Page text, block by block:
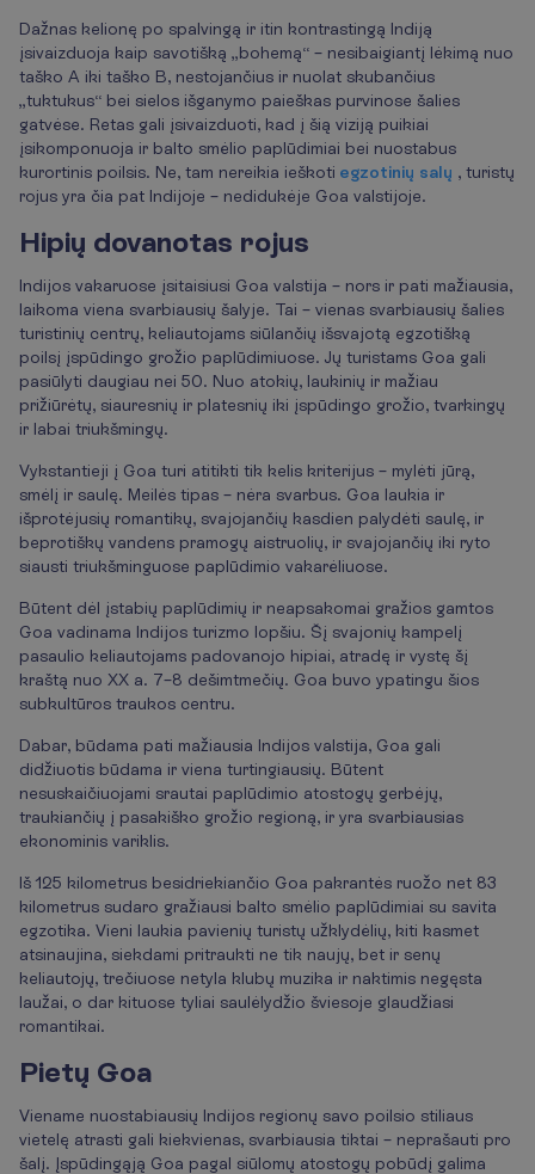
Dažnas kelionę po spalvingą ir itin kontrastingą Indiją
įsivaizduoja kaip savotišką „bohemą“ – nesibaigiantį lėkimą nuo
taško A iki taško B, nestojančius ir nuolat skubančius
„tuktukus“ bei sielos išganymo paieškas purvinose šalies
gatvėse. Retas gali įsivaizduoti, kad į šią viziją puikiai
įsikomponuoja ir balto smėlio paplūdimiai bei nuostabus
kurortinis poilsis. Ne, tam nereikia ieškoti egzotinių salų , turistų
rojus yra čia pat Indijoje – nedidukėje Goa valstijoje.
Hipių dovanotas rojus
Indijos vakaruose įsitaisiusi Goa valstija – nors ir pati mažiausia,
laikoma viena svarbiausių šalyje. Tai – vienas svarbiausių šalies
turistinių centrų, keliautojams siūlančių išsvajotą egzotišką
poilsį įspūdingo grožio paplūdimiuose. Jų turistams Goa gali
pasiūlyti daugiau nei 50. Nuo atokių, laukinių ir mažiau
prižiūrėtų, siauresnių ir platesnių iki įspūdingo grožio, tvarkingų
ir labai triukšmingų.
Vykstantieji į Goa turi atitikti tik kelis kriterijus – mylėti jūrą,
smėlį ir saulę. Meilės tipas – nėra svarbus. Goa laukia ir
išprotėjusių romantikų, svajojančių kasdien palydėti saulę, ir
beprotiškų vandens pramogų aistruolių, ir svajojančių iki ryto
siausti triukšminguose paplūdimio vakarėliuose.
Būtent dėl įstabių paplūdimių ir neapsakomai gražios gamtos
Goa vadinama Indijos turizmo lopšiu. Šį svajonių kampelį
pasaulio keliautojams padovanojo hipiai, atradę ir vystę šį
kraštą nuo XX a. 7–8 dešimtmečių. Goa buvo ypatingu šios
subkultūros traukos centru.
Dabar, būdama pati mažiausia Indijos valstija, Goa gali
didžiuotis būdama ir viena turtingiausių. Būtent
nesuskaičiuojami srautai paplūdimio atostogų gerbėjų,
traukiančių į pasakiško grožio regioną, ir yra svarbiausias
ekonominis variklis.
Iš 125 kilometrus besidriekiančio Goa pakrantės ruožo net 83
kilometrus sudaro gražiausi balto smėlio paplūdimiai su savita
egzotika. Vieni laukia pavienių turistų užklydėlių, kiti kasmet
atsinaujina, siekdami pritraukti ne tik naujų, bet ir senų
keliautojų, trečiuose netyla klubų muzika ir naktimis negęsta
laužai, o dar kituose tyliai saulėlydžio šviesoje glaudžiasi
romantikai.
Pietų Goa
Viename nuostabiausių Indijos regionų savo poilsio stiliaus
vietelę atrasti gali kiekvienas, svarbiausia tiktai – neprašauti pro
šalį. Įspūdingąją Goa pagal siūlomų atostogų pobūdį galima